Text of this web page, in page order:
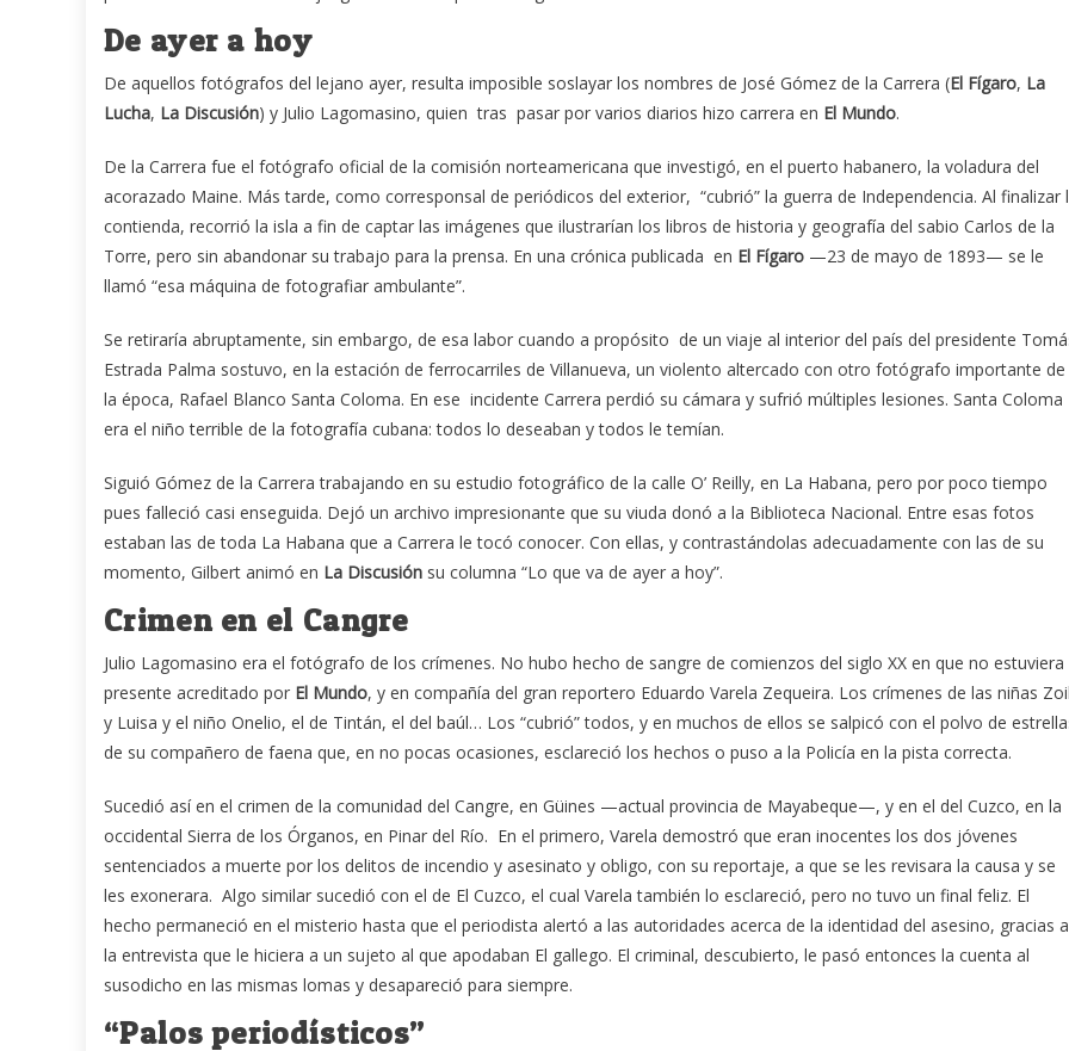
De ayer a hoy
De aquellos fotógrafos del lejano ayer, resulta imposible soslayar los nombres de José Gómez de la Carrera (El Fígaro, La
Lucha, La Discusión) y Julio Lagomasino, quien tras pasar por varios diarios hizo carrera en El Mundo.
De la Carrera fue el fotógrafo oficial de la comisión norteamericana que investigó, en el puerto habanero, la voladura del
acorazado Maine. Más tarde, como corresponsal de periódicos del exterior, “cubrió” la guerra de Independencia. Al finalizar
contienda, recorrió la isla a fin de captar las imágenes que ilustrarían los libros de historia y geografía del sabio Carlos de la
Torre, pero sin abandonar su trabajo para la prensa. En una crónica publicada en El Fígaro —23 de mayo de 1893— se le
llamó “esa máquina de fotografiar ambulante”.
Se retiraría abruptamente, sin embargo, de esa labor cuando a propósito de un viaje al interior del país del presidente
Estrada Palma sostuvo, en la estación de ferrocarriles de Villanueva, un violento altercado con otro fotógrafo importante de
la época, Rafael Blanco Santa Coloma. En ese incidente Carrera perdió su cámara y sufrió múltiples lesiones. Santa Coloma
era el niño terrible de la fotografía cubana: todos lo deseaban y todos le temían.
Siguió Gómez de la Carrera trabajando en su estudio fotográfico de la calle O’ Reilly, en La Habana, pero por poco tiempo
pues falleció casi enseguida. Dejó un archivo impresionante que su viuda donó a la Biblioteca Nacional. Entre esas fotos
estaban las de toda La Habana que a Carrera le tocó conocer. Con ellas, y contrastándolas adecuadamente con las de su
momento, Gilbert animó en La Discusión su columna “Lo que va de ayer a hoy”.
Crimen en el Cangre
Julio Lagomasino era el fotógrafo de los crímenes. No hubo hecho de sangre de comienzos del siglo XX en que no estuviera
presente acreditado por El Mundo, y en compañía del gran reportero Eduardo Varela Zequeira. Los crímenes de las niñas
y Luisa y el niño Onelio, el de Tintán, el del baúl… Los “cubrió” todos, y en muchos de ellos se salpicó con el polvo de
de su compañero de faena que, en no pocas ocasiones, esclareció los hechos o puso a la Policía en la pista correcta.
Sucedió así en el crimen de la comunidad del Cangre, en Güines —actual provincia de Mayabeque—, y en el del Cuzco, en la
occidental Sierra de los Órganos, en Pinar del Río. En el primero, Varela demostró que eran inocentes los dos jóvenes
sentenciados a muerte por los delitos de incendio y asesinato y obligo, con su reportaje, a que se les revisara la causa y se
les exonerara. Algo similar sucedió con el de El Cuzco, el cual Varela también lo esclareció, pero no tuvo un final feliz. El
hecho permaneció en el misterio hasta que el periodista alertó a las autoridades acerca de la identidad del asesino, gracias a
la entrevista que le hiciera a un sujeto al que apodaban El gallego. El criminal, descubierto, le pasó entonces la cuenta al
susodicho en las mismas lomas y desapareció para siempre.
“Palos periodísticos”